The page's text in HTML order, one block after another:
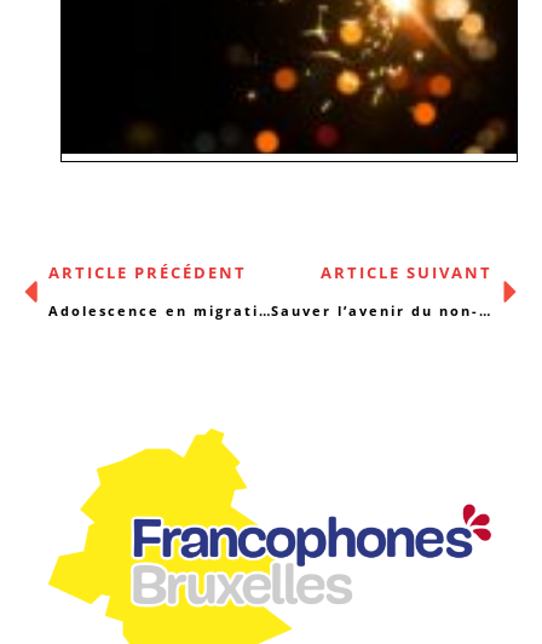
ARTICLE PRÉCÉDENT
Adolescence en migration : quel accompagnement ?
ARTICLE SUIVANT
Sauver l’avenir du non-marchand !